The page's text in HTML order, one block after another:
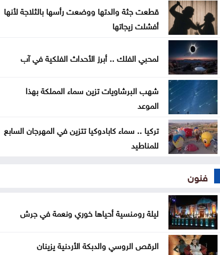
الأشغال تبدأ السبت أعمال صيانة طريق معان – البادية
تخفيض عدد أعضاء مجلس التعليم العالي ومجالس
الأمناء
توافق مبدئي على آلية تعيين المدير التنفيذي للبلديات
قطعت جثة والدتها ووضعت رأسها بالثلاجة لأنها
أفشلت زيجاتها
لمحبي الفلك .. أبرز الأحداث الفلكية في آب
شهب البرشاويات تزين سماء المملكة بهذا
الموعد
تركيا .. سماء كابادوكيا تتزين في المهرجان السابع
للمناطيد
فنون
ليلة رومنسية أحياها خوري ونعمة في جرش
الرقص الروسي والدبكة الأردنية يزينان